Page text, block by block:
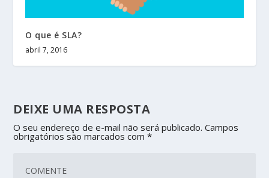
O que é SLA?
abril 7, 2016
DEIXE UMA RESPOSTA
O seu endereço de e-mail não será publicado. Campos
obrigatórios são marcados com*